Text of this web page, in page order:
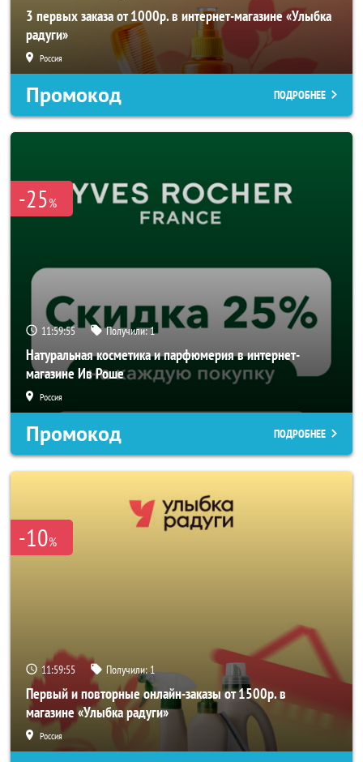
3 первых заказа от 1000р. в интернет-магазине «Улыбка
радуги»
Россия
Промокод ПОДРОБНЕЕ
-25%
11:59:53 Получили:1
Натуральная косметика и парфюмерия в интернет-
магазине Ив Роше
Россия
Промокод ПОДРОБНЕЕ
-10%
11:59:53 Получили:1
Первый и повторные онлайн-заказы от 1500р. в
магазине «Улыбка радуги»
Россия